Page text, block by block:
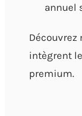
annuel
Découvrez
intègrent
premium.